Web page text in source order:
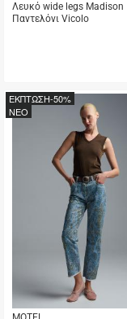
Λευκό wide legs Madison
Παντελόνι Vicolo
αγορά
ΕΚΠΤΩΣΗ-50%
NEO